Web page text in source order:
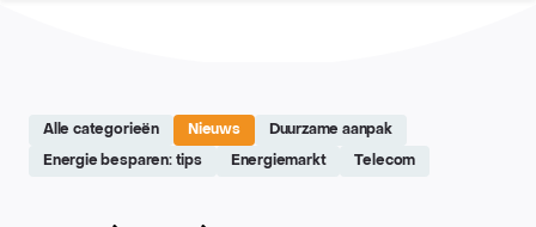
Alle categorieën Nieuws Duurzame aanpak
Energie besparen: tips Energiemarkt Telecom